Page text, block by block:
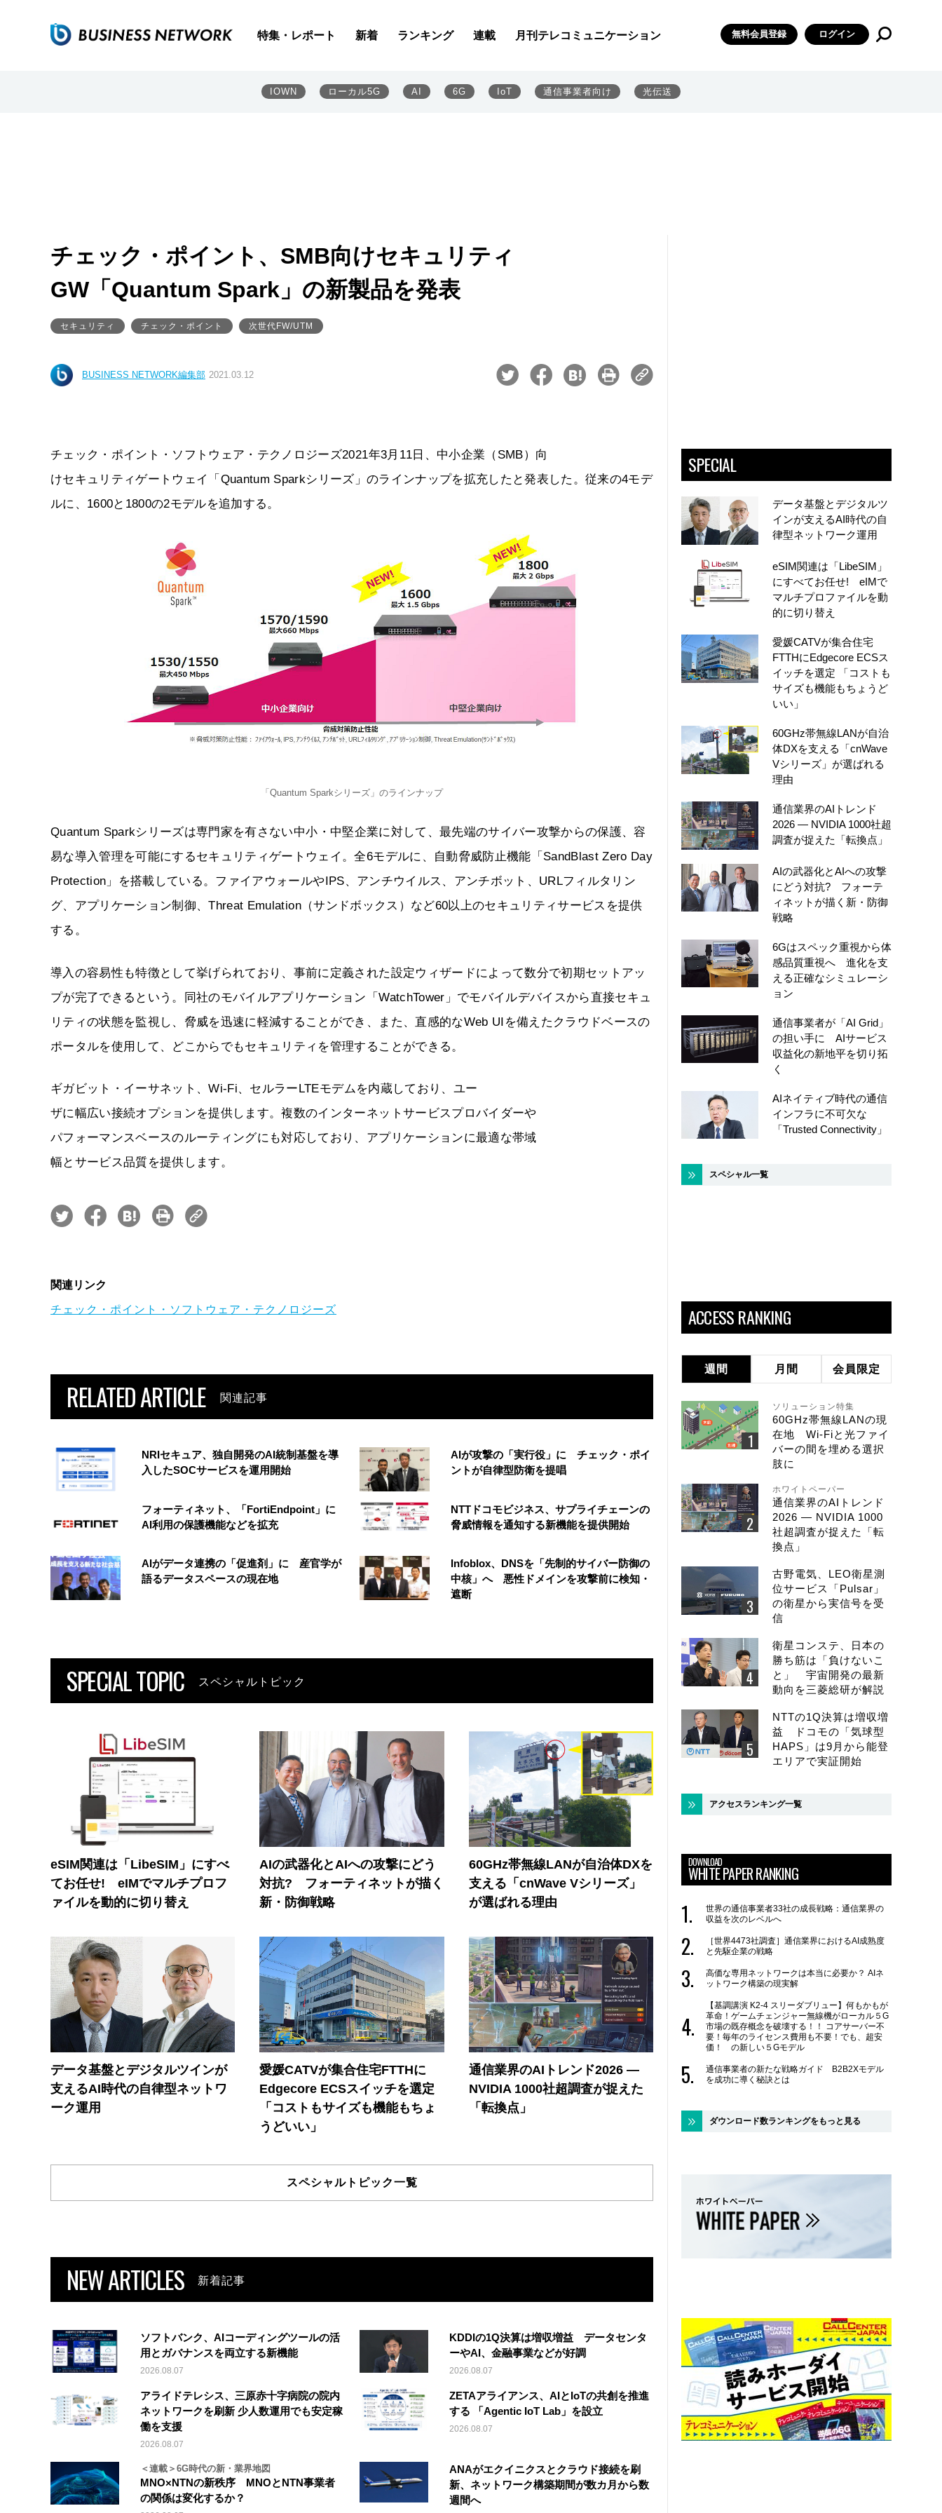
特集・レポート 新着 ランキング 連載 月刊テレコミュニケーション 無料会員登録 ログイン
IOWN ローカル5G AI 6G IoT 通信事業者向け 光伝送
チェック・ポイント、SMB向けセキュリティ
GW「Quantum Spark」の新製品を発表
セキュリティ チェック・ポイント 次世代FW/UTM
BUSINESS NETWORK編集部 2021.03.12
チェック・ポイント・ソフトウェア・テクノロジーズ2021年3月11日、中小企業（SMB）向
けセキュリティゲートウェイ「Quantum Sparkシリーズ」のラインナップを拡充したと発表した。従来の4モデ
ルに、1600と1800の2モデルを追加する。
「Quantum Sparkシリーズ」のラインナップ
Quantum Sparkシリーズは専門家を有さない中小・中堅企業に対して、最先端のサイバー攻撃からの保護、容
易な導入管理を可能にするセキュリティゲートウェイ。全6モデルに、自動脅威防止機能「SandBlast Zero Day
Protection」を搭載している。ファイアウォールやIPS、アンチウイルス、アンチボット、URLフィルタリン
グ、アプリケーション制御、Threat Emulation（サンドボックス）など60以上のセキュリティサービスを提供
する。
導入の容易性も特徴として挙げられており、事前に定義された設定ウィザードによって数分で初期セットアッ
プが完了できるという。同社のモバイルアプリケーション「WatchTower」でモバイルデバイスから直接セキュ
リティの状態を監視し、脅威を迅速に軽減することができ、また、直感的なWeb UIを備えたクラウドベースの
ポータルを使用して、どこからでもセキュリティを管理することができる。
ギガビット・イーサネット、Wi-Fi、セルラーLTEモデムを内蔵しており、ユー
ザに幅広い接続オプションを提供します。複数のインターネットサービスプロバイダーや
パフォーマンスベースのルーティングにも対応しており、アプリケーションに最適な帯域
幅とサービス品質を提供します。
関連リンク
チェック・ポイント・ソフトウェア・テクノロジーズ
RELATED ARTICLE 関連記事
NRIセキュア、独自開発のAI統制基盤を導
入したSOCサービスを運用開始
AIが攻撃の「実行役」に チェック・ポイ
ントが自律型防衛を提唱
フォーティネット、「FortiEndpoint」に
AI利用の保護機能などを拡充
NTTドコモビジネス、サプライチェーンの
脅威情報を通知する新機能を提供開始
AIがデータ連携の「促進剤」に 産官学が
語るデータスペースの現在地
Infoblox、DNSを「先制的サイバー防御の
中核」へ 悪性ドメインを攻撃前に検知・
遮断
SPECIAL TOPIC スペシャルトピック
eSIM関連は「LibeSIM」にすべ
てお任せ! eIMでマルチプロフ
ァイルを動的に切り替え
AIの武器化とAIへの攻撃にどう
対抗? フォーティネットが描く
新・防御戦略
60GHz帯無線LANが自治体DXを
支える「cnWave Vシリーズ」
が選ばれる理由
データ基盤とデジタルツインが
支えるAI時代の自律型ネットワ
ーク運用
愛媛CATVが集合住宅FTTHに
Edgecore ECSスイッチを選定
「コストもサイズも機能もちょ
うどいい」
通信業界のAIトレンド2026 ―
NVIDIA 1000社超調査が捉えた
「転換点」
スペシャルトピック一覧
NEW ARTICLES 新着記事
ソフトバンク、AIコーディングツールの活
用とガバナンスを両立する新機能
2026.08.07
KDDIの1Q決算は増収増益 データセンタ
ーやAI、金融事業などが好調
2026.08.07
アライドテレシス、三原赤十字病院の院内
ネットワークを刷新 少人数運用でも安定稼
働を支援
2026.08.07
ZETAアライアンス、AIとIoTの共創を推進
する 「Agentic IoT Lab」を設立
2026.08.07
＜連載＞6G時代の新・業界地図
MNO×NTNの新秩序 MNOとNTN事業者
の関係は変化するか？
ANAがエクイニクスとクラウド接続を刷
新、ネットワーク構築期間が数カ月から数
週間へ
SPECIAL
データ基盤とデジタルツ
インが支えるAI時代の自
律型ネットワーク運用
eSIM関連は「LibeSIM」
にすべてお任せ! eIMで
マルチプロファイルを動
的に切り替え
愛媛CATVが集合住宅
FTTHにEdgecore ECSス
イッチを選定 「コストも
サイズも機能もちょうど
いい」
60GHz帯無線LANが自治
体DXを支える「cnWave
Vシリーズ」が選ばれる
理由
通信業界のAIトレンド
2026 ― NVIDIA 1000社超
調査が捉えた「転換点」
AIの武器化とAIへの攻撃
にどう対抗? フォーテ
ィネットが描く新・防御
戦略
6Gはスペック重視から体
感品質重視へ 進化を支
える正確なシミュレーシ
ョン
通信事業者が「AI Grid」
の担い手に AIサービス
収益化の新地平を切り拓
く
AIネイティブ時代の通信
インフラに不可欠な
「Trusted Connectivity」
スペシャル一覧
ACCESS RANKING
週間 月間 会員限定
ソリューション特集
60GHz帯無線LANの現
在地 Wi-Fiと光ファイ
バーの間を埋める選択
肢に
ホワイトペーパー
通信業界のAIトレンド
2026 ― NVIDIA 1000
社超調査が捉えた「転
換点」
古野電気、LEO衛星測
位サービス「Pulsar」
の衛星から実信号を受
信
衛星コンステ、日本の
勝ち筋は「負けないこ
と」 宇宙開発の最新
動向を三菱総研が解説
NTTの1Q決算は増収増
益 ドコモの「気球型
HAPS」は9月から能登
エリアで実証開始
アクセスランキング一覧
DOWNLOAD
WHITE PAPER RANKING
世界の通信事業者33社の成長戦略：通信業界の
収益を次のレベルへ
［世界4473社調査］通信業界におけるAI成熟度
と先駆企業の戦略
高価な専用ネットワークは本当に必要か？ AIネ
ットワーク構築の現実解
【基調講演 K2-4 スリーダブリュー】何もかもが
革命！ゲームチェンジャー無線機がローカル５G
市場の既存概念を破壊する！！ コアサーバー不
要！毎年のライセンス費用も不要！でも、超安
価！ の新しい５Gモデル
通信事業者の新たな戦略ガイド B2B2Xモデル
を成功に導く秘訣とは
ダウンロード数ランキングをもっと見る